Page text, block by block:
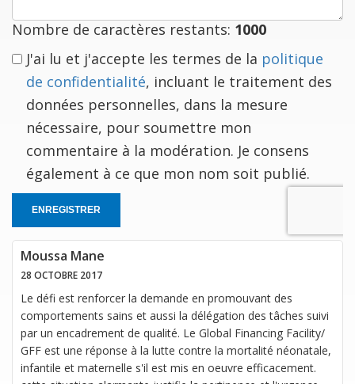
Nombre de caractères restants: 1000
J'ai lu et j'accepte les termes de la politique
de confidentialité, incluant le traitement des
données personnelles, dans la mesure
nécessaire, pour soumettre mon
commentaire à la modération. Je consens
également à ce que mon nom soit publié.
ENREGISTRER
Moussa Mane
28 OCTOBRE 2017
Le défi est renforcer la demande en promouvant des
comportements sains et aussi la délégation des tâches suivi
par un encadrement de qualité. Le Global Financing Facility/
GFF est une réponse à la lutte contre la mortalité néonatale,
infantile et maternelle s'il est mis en oeuvre efficacement.